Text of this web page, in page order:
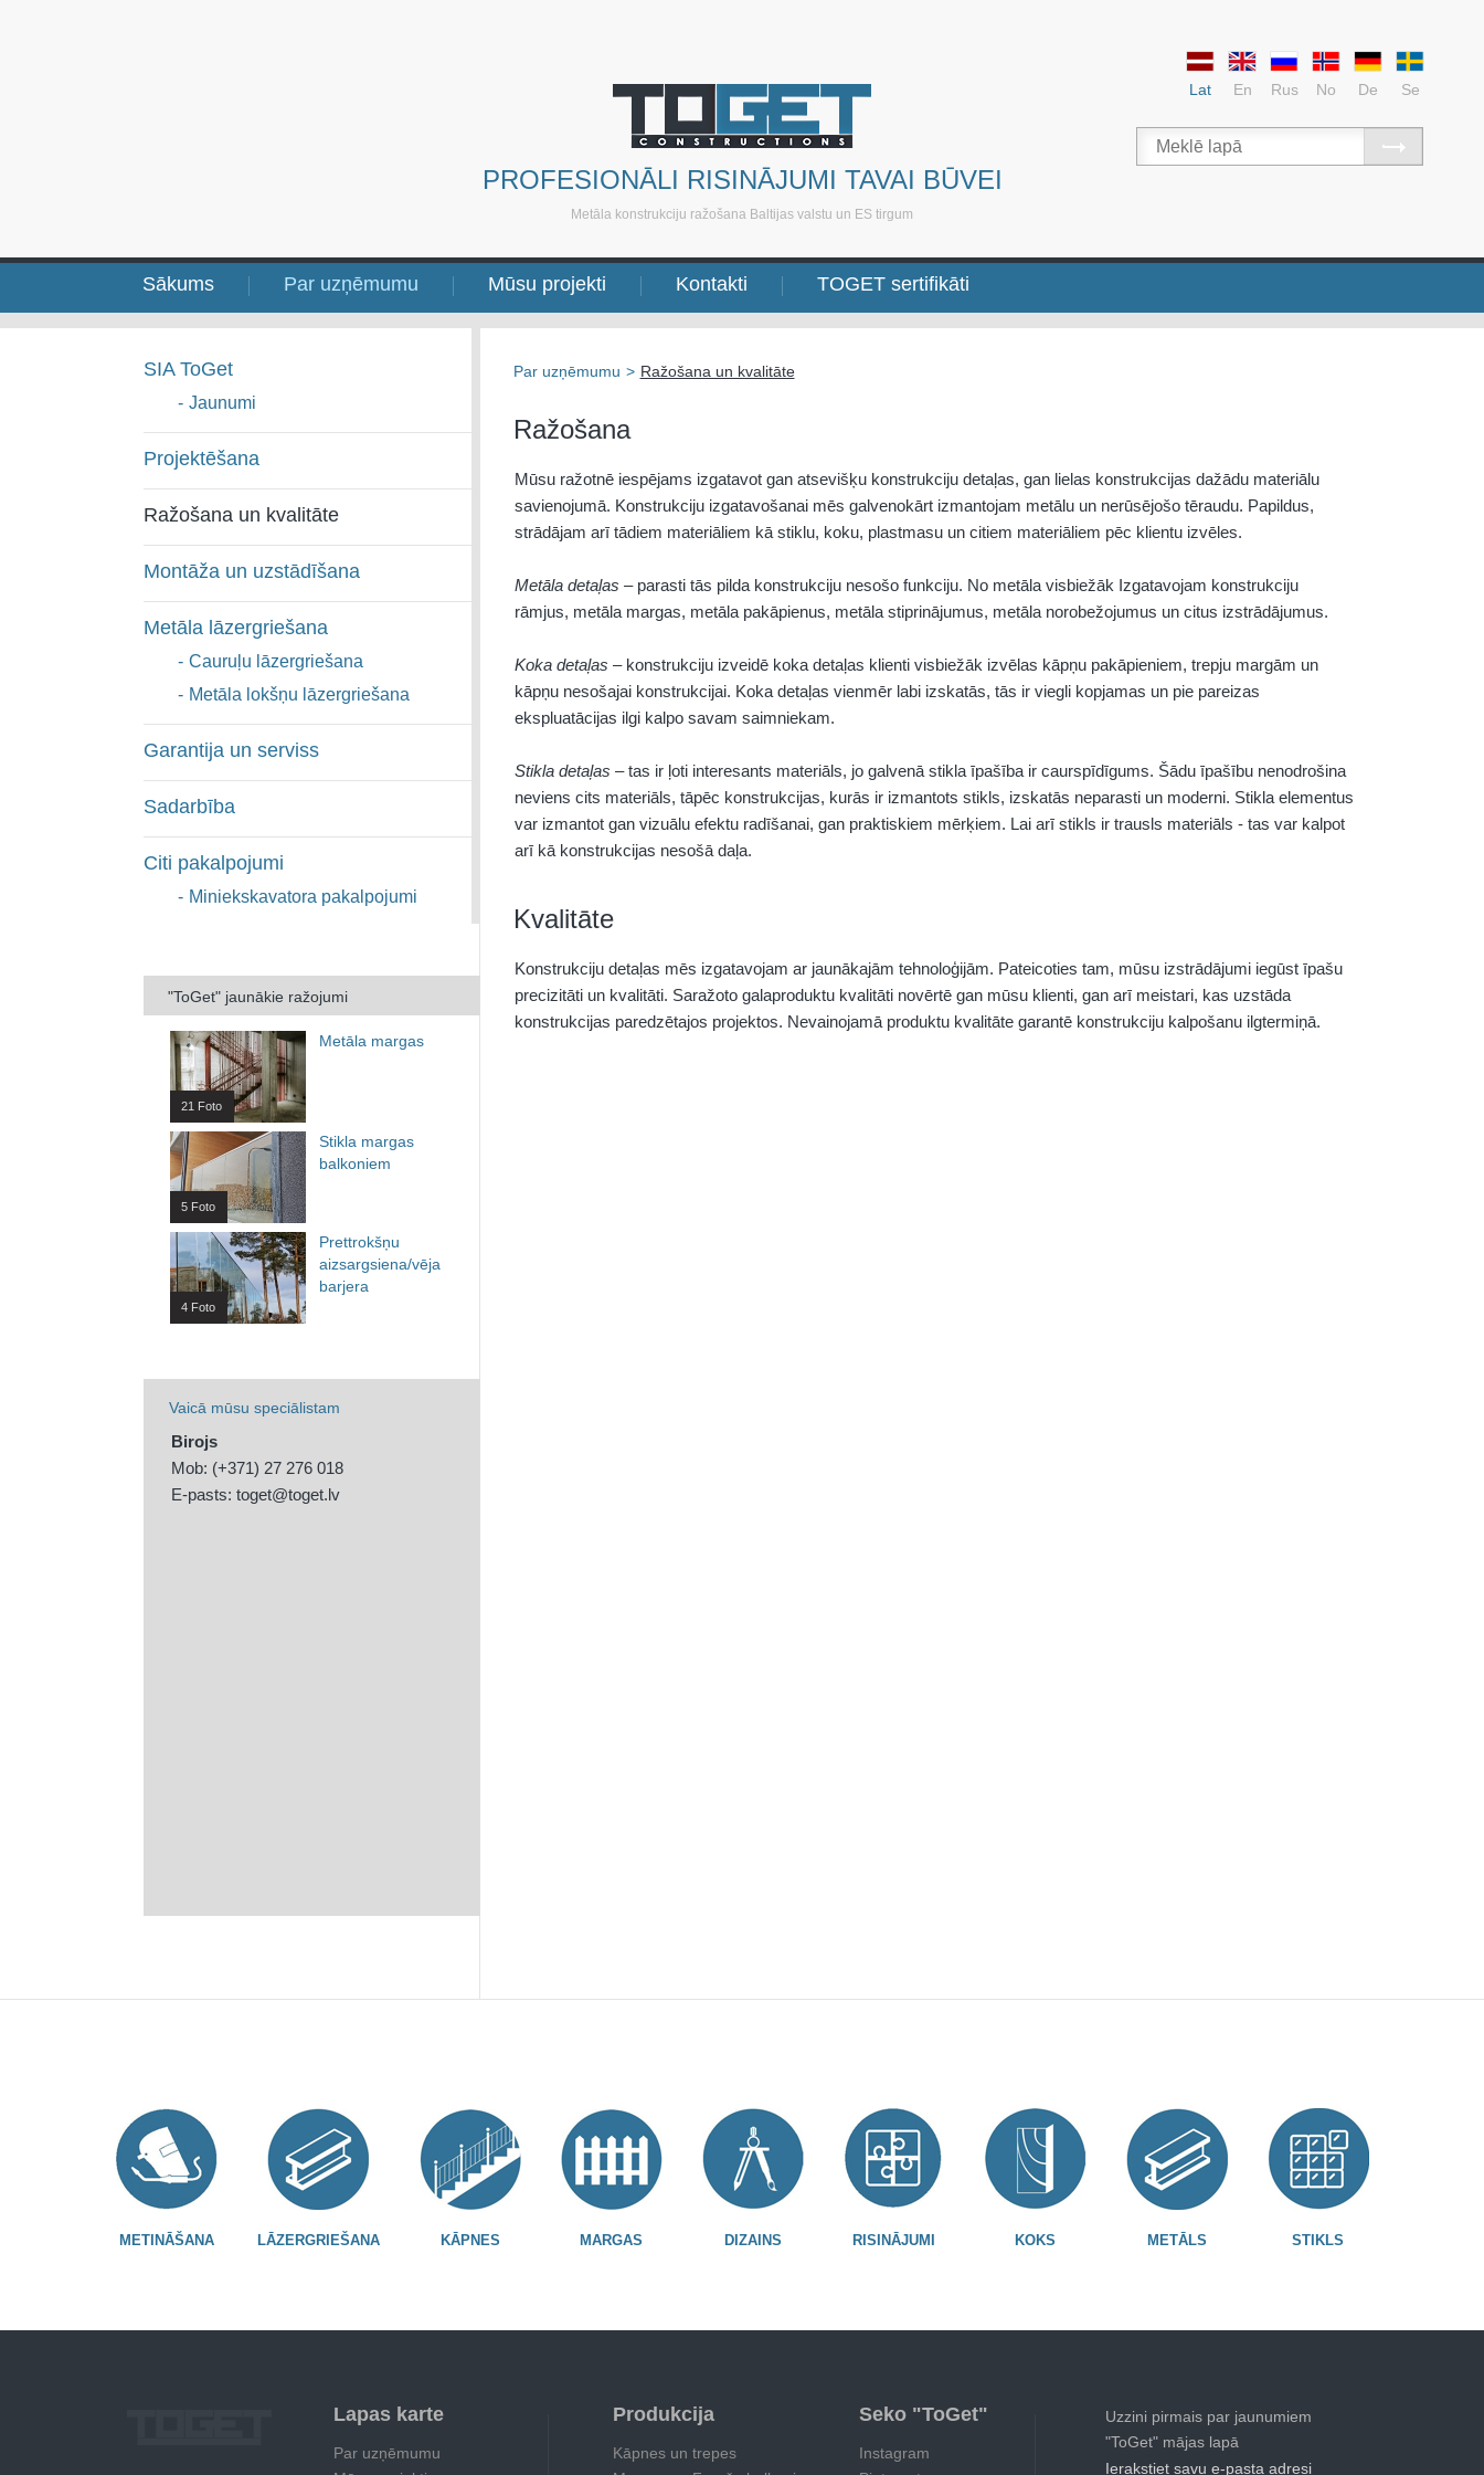
PROFESIONĀLI RISINĀJUMI TAVAI BŪVEI
Metāla konstrukciju ražošana Baltijas valstu un ES tirgum
Lat En Rus No De Se
Sākums Par uzņēmumu Mūsu projekti Kontakti TOGET sertifikāti
SIA ToGet
- Jaunumi
Projektēšana
Ražošana un kvalitāte
Montāža un uzstādīšana
Metāla lāzergriešana
- Cauruļu lāzergriešana
- Metāla lokšņu lāzergriešana
Garantija un serviss
Sadarbība
Citi pakalpojumi
- Miniekskavatora pakalpojumi
"ToGet" jaunākie ražojumi
Metāla margas
21 Foto
Stikla margas
balkoniem
5 Foto
Prettrokšņu
aizsargsiena/vēja
barjera
4 Foto
Vaicā mūsu speciālistam
Birojs
Mob: (+371) 27 276 018
E-pasts: toget@toget.lv
Par uzņēmumu > Ražošana un kvalitāte
Ražošana
Mūsu ražotnē iespējams izgatavot gan atsevišķu konstrukciju detaļas, gan lielas konstrukcijas dažādu materiālu
savienojumā. Konstrukciju izgatavošanai mēs galvenokārt izmantojam metālu un nerūsējošo tēraudu. Papildus,
strādājam arī tādiem materiāliem kā stiklu, koku, plastmasu un citiem materiāliem pēc klientu izvēles.
Metāla detaļas – parasti tās pilda konstrukciju nesošo funkciju. No metāla visbiežāk Izgatavojam konstrukciju
rāmjus, metāla margas, metāla pakāpienus, metāla stiprinājumus, metāla norobežojumus un citus izstrādājumus.
Koka detaļas – konstrukciju izveidē koka detaļas klienti visbiežāk izvēlas kāpņu pakāpieniem, trepju margām un
kāpņu nesošajai konstrukcijai. Koka detaļas vienmēr labi izskatās, tās ir viegli kopjamas un pie pareizas
ekspluatācijas ilgi kalpo savam saimniekam.
Stikla detaļas – tas ir ļoti interesants materiāls, jo galvenā stikla īpašība ir caurspīdīgums. Šādu īpašību nenodrošina
neviens cits materiāls, tāpēc konstrukcijas, kurās ir izmantots stikls, izskatās neparasti un moderni. Stikla elementus
var izmantot gan vizuālu efektu radīšanai, gan praktiskiem mērķiem. Lai arī stikls ir trausls materiāls - tas var kalpot
arī kā konstrukcijas nesošā daļa.
Kvalitāte
Konstrukciju detaļas mēs izgatavojam ar jaunākajām tehnoloģijām. Pateicoties tam, mūsu izstrādājumi iegūst īpašu
precizitāti un kvalitāti. Saražoto galaproduktu kvalitāti novērtē gan mūsu klienti, gan arī meistari, kas uzstāda
konstrukcijas paredzētajos projektos. Nevainojamā produktu kvalitāte garantē konstrukciju kalpošanu ilgtermiņā.
METINĀŠANA LĀZERGRIEŠANA KĀPNES MARGAS DIZAINS RISINĀJUMI KOKS METĀLS STIKLS
Lapas karte
Par uzņēmumu
Produkcija
Kāpnes un trepes
Seko "ToGet"
Instagram
Uzzini pirmais par jaunumiem
"ToGet" mājas lapā
Ierakstiet savu e-pasta adresi